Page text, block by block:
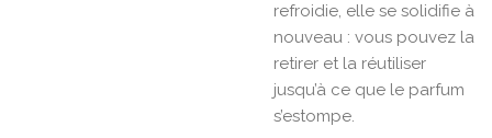
refroidie, elle se solidifie à
nouveau : vous pouvez la
retirer et la réutiliser
jusqu’à ce que le parfum
s’estompe.